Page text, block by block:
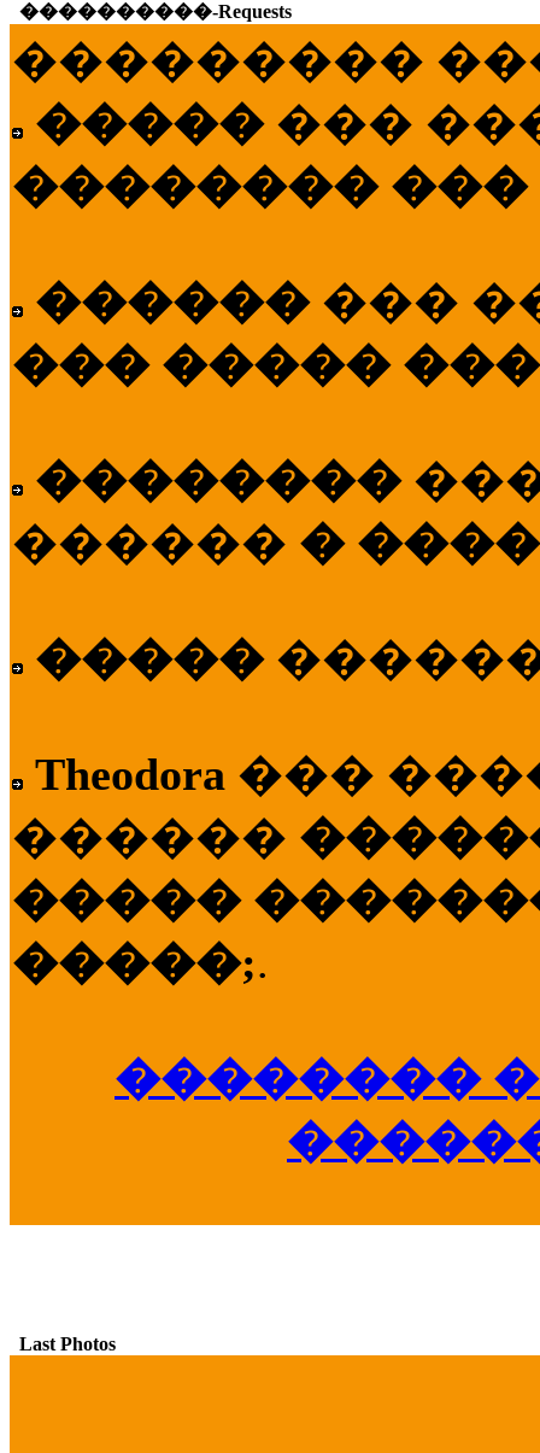
����������-Requests
���������
����� ���
�������� ���
������ ���
��� �����
��������
������ �
�����
Theodora ���
������
�����
�����;.
��������
Last Photos